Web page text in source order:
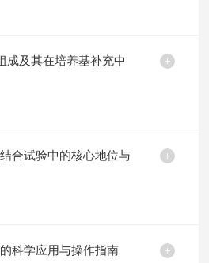
成及其在培养基补充中
合试验中的核心地位与
科学应用与操作指南